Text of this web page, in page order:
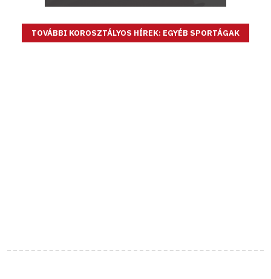
TOVÁBBI KOROSZTÁLYOS HÍREK: EGYÉB SPORTÁGAK